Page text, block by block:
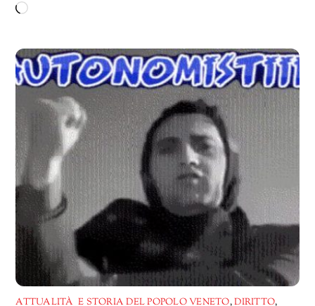
Caricamento
corso…
ATTUALITÀ E STORIA DEL POPOLO VENETO,DIRITTO,